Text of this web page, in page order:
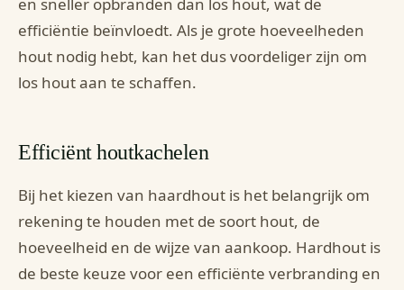
efficiëntie beïnvloedt. Als je grote hoeveelheden
hout nodig hebt, kan het dus voordeliger zijn om
los hout aan te schaffen.
Efficiënt houtkachelen
Bij het kiezen van haardhout is het belangrijk om
rekening te houden met de soort hout, de
hoeveelheid en de wijze van aankoop. Hardhout is
de beste keuze voor een efficiënte verbranding en